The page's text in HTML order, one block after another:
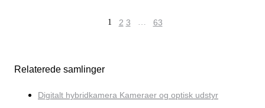
1 2 3 … 63
Relaterede samlinger
Digitalt hybridkamera Kameraer og optisk udstyr